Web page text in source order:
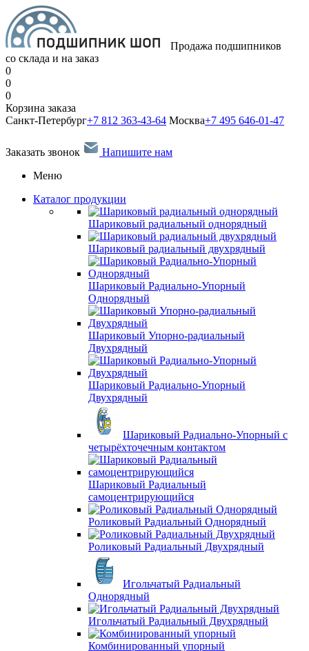
Продажа подшипников
со склада и на заказ
0
0
0
Корзина заказа
Санкт-Петербург+7 812 363-43-64 Москва+7 495 646-01-47
Заказать звонок
Напишите нам
Меню
Каталог продукции
Шариковый радиальный однорядный
Шариковый радиальный двухрядный
Шариковый Радиально-Упорный
Однорядный
Шариковый Упорно-радиальный
Двухрядный
Шариковый Радиально-Упорный
Двухрядный
Шариковый Радиально-Упорный с
четырёхточечным контактом
Шариковый Радиальный
самоцентрирующийся
Роликовый Радиальный Однорядный
Роликовый Радиальный Двухрядный
Игольчатый Радиальный
Однорядный
Игольчатый Радиальный Двухрядный
Комбинированный упорный